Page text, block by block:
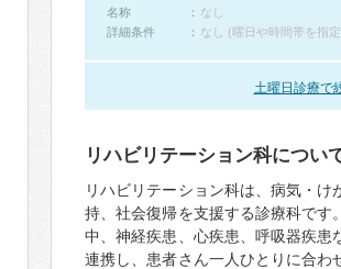
名称
なし
詳細条件
なし (曜日や時間帯を指
土曜日診療で
リハビリテーション科につい
リハビリテーション科は、病気・
持、社会復帰を支援する診療科で
中、神経疾患、心疾患、呼吸器疾
連携し、患者さん一人ひとりに合